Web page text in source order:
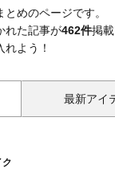
とめのページです。
れた記事が462件掲
よう！
最新アイ
ク